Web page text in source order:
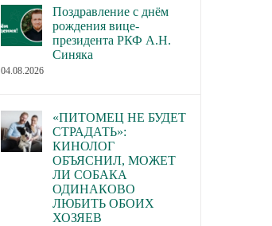
годом
Поздравление с днём
рождения вице-
президента РКФ А.Н.
Синяка
04.08.2026
«ПИТОМЕЦ НЕ БУДЕТ
СТРАДАТЬ»:
КИНОЛОГ
ОБЪЯСНИЛ, МОЖЕТ
ЛИ СОБАКА
ОДИНАКОВО
ЛЮБИТЬ ОБОИХ
ХОЗЯЕВ